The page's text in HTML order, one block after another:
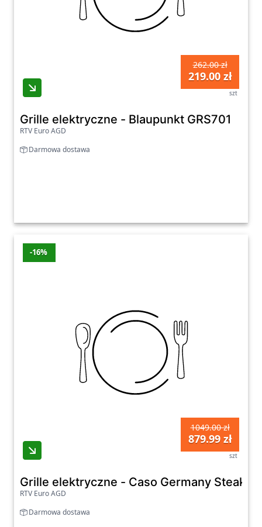
262.00 zł
219.00 zł
szt
Grille elektryczne - Blaupunkt GRS701
RTV Euro AGD
Darmowa dostawa
-16%
1049.00 zł
879.99 zł
szt
Grille elektryczne - Caso Germany
RTV Euro AGD
Darmowa dostawa